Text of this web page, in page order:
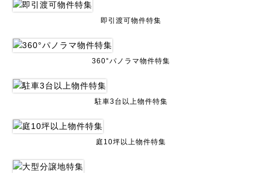
即引渡可物件特集
360°パノラマ物件特集
駐車3台以上物件特集
庭10坪以上物件特集